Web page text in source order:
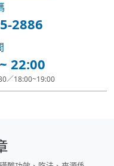
2886
22:00
／18:00~19:00